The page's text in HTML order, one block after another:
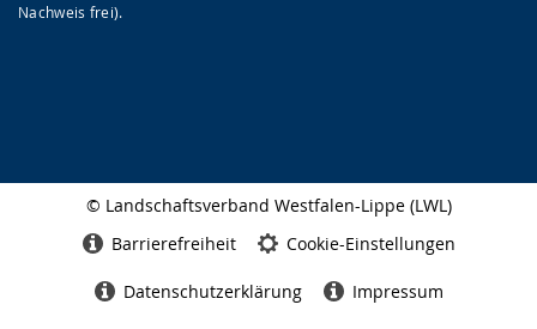
Nachweis frei).
© Landschaftsverband Westfalen-Lippe (LWL)
Barrierefreiheit Cookie-Einstellungen
Datenschutzerklärung Impressum